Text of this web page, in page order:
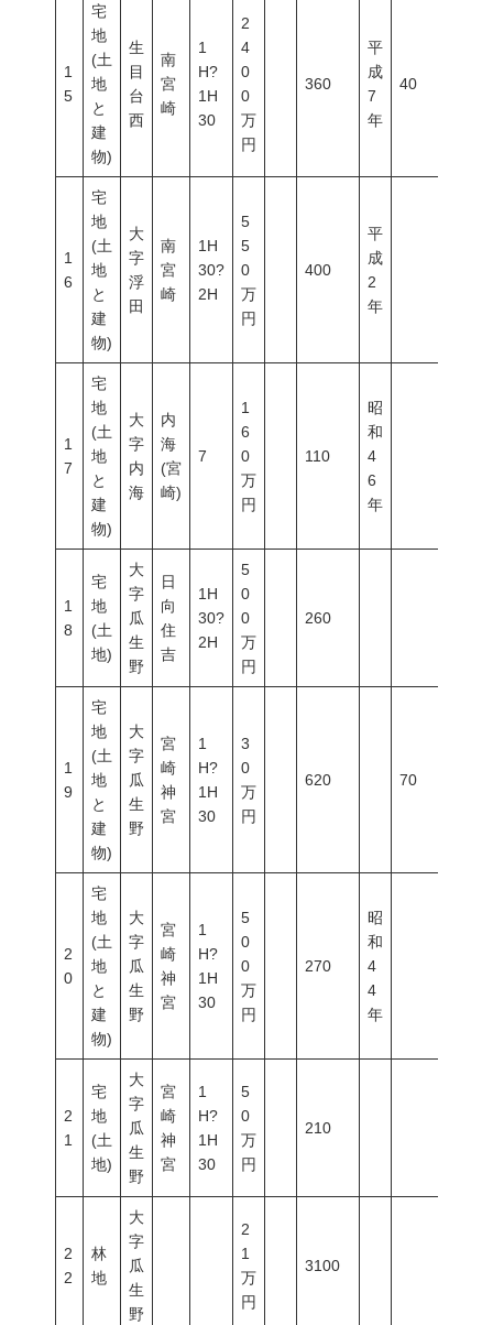
1
5
宅
地
(土
地
と
建
物)
生
目
台
西
南
宮
崎
1
H?
1H
30
2
4
0
0
万
円
360
平
成
7
年
40
1
6
宅
地
(土
地
と
建
物)
大
字
浮
田
南
宮
崎
1H
30?
2H
5
5
0
万
円
400
平
成
2
年
1
7
宅
地
(土
地
と
建
物)
大
字
内
海
内
海
(宮
崎)
7
1
6
0
万
円
110
昭
和
4
6
年
1
8
宅
地
(土
地)
大
字
瓜
生
野
日
向
住
吉
1H
30?
2H
5
0
0
万
円
260
1
9
宅
地
(土
地
と
建
物)
大
字
瓜
生
野
宮
崎
神
宮
1
H?
1H
30
3
0
万
円
620 70
2
0
宅
地
(土
地
と
建
物)
大
字
瓜
生
野
宮
崎
神
宮
1
H?
1H
30
5
0
0
万
円
270
昭
和
4
4
年
2
1
宅
地
(土
地)
大
字
瓜
生
野
宮
崎
神
宮
1
H?
1H
30
5
0
万
円
210
2
2
林
地
大
字
瓜
生
野
2
1
万
円
3100